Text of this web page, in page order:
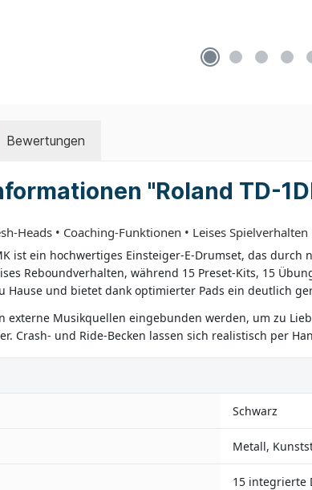
Bewertungen
"Roland TD-
Heads • Coaching-Funktionen • Leises Spielverhalten
ist ein hochwertiges Einsteiger-E-Drumset, das
Reboundverhalten, während 15 Preset-Kits, 15
Hause und bietet dank optimierter Pads ein deutlich
externe Musikquellen eingebunden werden, um zu
Crash- und Ride-Becken lassen sich realistisch per
Schwarz
Metall,
15 integrierte